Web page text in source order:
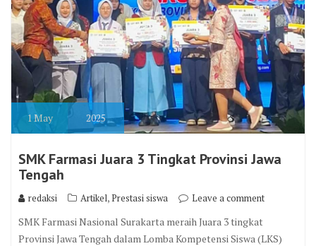
1May 2025
SMK Farmasi Juara 3 Tingkat Provinsi Jawa
Tengah
redaksi Artikel,Prestasi siswa Leave a comment
SMK Farmasi Nasional Surakarta meraih Juara 3 tingkat
Provinsi Jawa Tengah dalam Lomba Kompetensi Siswa (LKS)